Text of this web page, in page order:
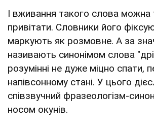
І вживання такого слова можна
привітати. Словники його
маркують як розмовне. А за
називають синонімом слова
розумінні не дуже міцно спати,
напівсонному стані. У цього
співзвучний фразеологізм-
носом окунів.